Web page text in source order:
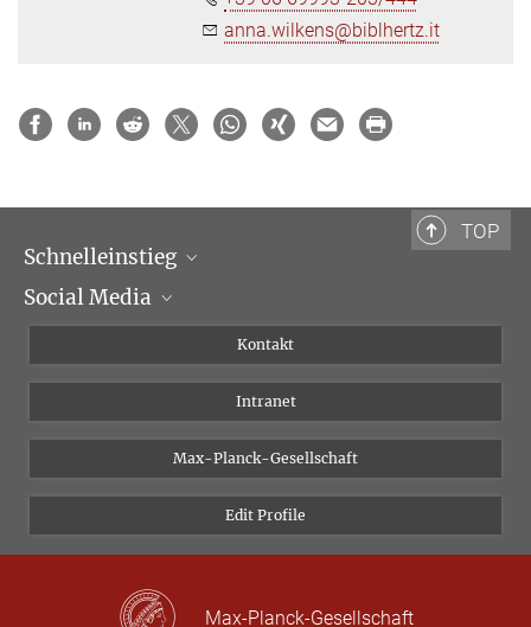
anna.wilkens@biblhertz.it
TOP
Schnelleinstieg
Wissenschaftliche Abteilungen
Social Media
Bluesky
Vimeo
Newsletter
Kontakt
Intranet
Max-Planck-Gesellschaft
Edit Profile
Max-Planck-Gesellschaft